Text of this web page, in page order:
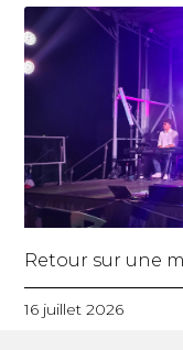
Retour sur une
16 juillet 2026